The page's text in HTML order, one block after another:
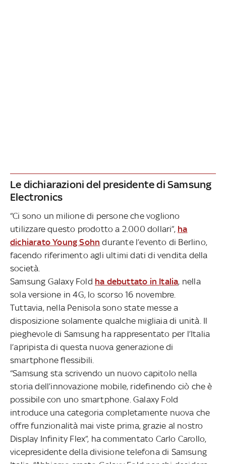
Le dichiarazioni del presidente di Samsung
Electronics
“Ci sono un milione di persone che vogliono
utilizzare questo prodotto a 2.000 dollari”, ha
dichiarato Young Sohn durante l’evento di Berlino,
facendo riferimento agli ultimi dati di vendita della
società.
Samsung Galaxy Fold ha debuttato in Italia, nella
sola versione in 4G, lo scorso 16 novembre.
Tuttavia, nella Penisola sono state messe a
disposizione solamente qualche migliaia di unità. Il
pieghevole di Samsung ha rappresentato per l’Italia
l’apripista di questa nuova generazione di
smartphone flessibili.
“Samsung sta scrivendo un nuovo capitolo nella
storia dell’innovazione mobile, ridefinendo ciò che è
possibile con uno smartphone. Galaxy Fold
introduce una categoria completamente nuova che
offre funzionalità mai viste prima, grazie al nostro
Display Infinity Flex”, ha commentato Carlo Carollo,
vicepresidente della divisione telefona di Samsung